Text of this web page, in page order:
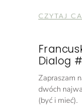
CZYTAJ
Dialog
Zapraszam
dwóch
(być i mieć).